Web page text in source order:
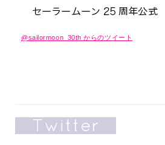
@sailormoon_30th からのツイート